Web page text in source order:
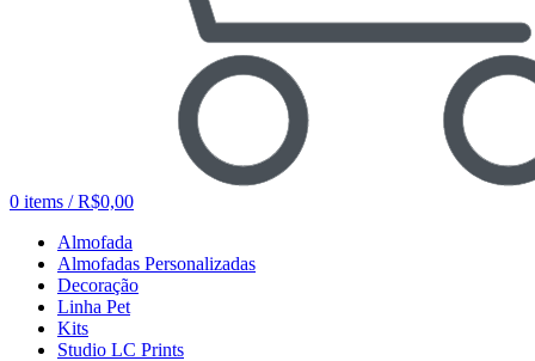
0 items / R$0,00
Almofada
Almofadas Personalizadas
Decoração
Linha Pet
Kits
Studio LC Prints